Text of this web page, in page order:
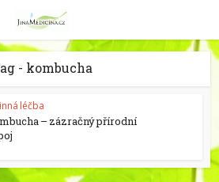
- kombucha
léčba
– zázračný přírodní